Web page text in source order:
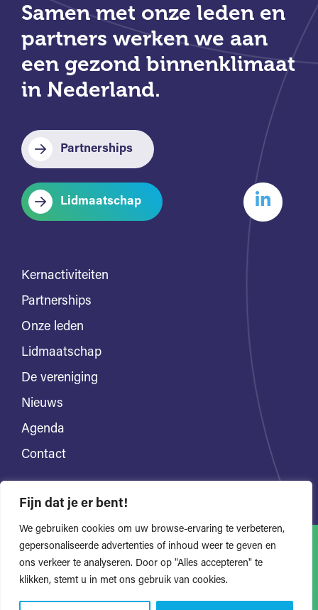
Fijn dat je er bent!
We gebruiken cookies om uw browse-ervaring te verbeteren,
gepersonaliseerde advertenties of inhoud weer te geven en
ons verkeer te analyseren. Door op "Alles accepteren" te
klikken, stemt u in met ons gebruik van cookies.
Samen met onze leden en
partners werken we aan
een gezond binnenklimaat
in Nederland.
Partnerships
Lidmaatschap
Kernactiviteiten
Partnerships
Onze leden
Lidmaatschap
De vereniging
Nieuws
Agenda
Contact
Alle rechten voorbehouden Privacyverklaring
Website door Bonsai media